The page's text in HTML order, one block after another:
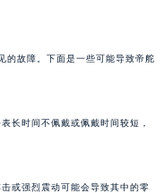
的故障。下面是一些可能导致帝舵
长时间不佩戴或佩戴时间较短，
或强烈震动可能会导致其中的零